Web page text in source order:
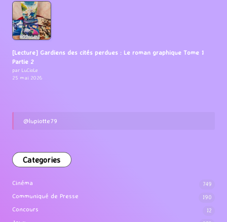
[Lecture] Gardiens des cités perdues : Le roman graphique Tome 1
Partie 2
par LuCioLe
25 mai 2026
@lupiotte79
Categories
Cinéma 749
Communiqué de Presse 190
Concours 12